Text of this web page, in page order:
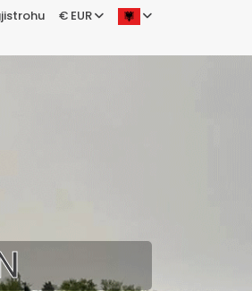
€ EUR